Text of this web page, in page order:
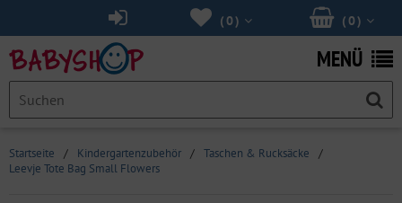
(0 )
(0 )
MENÜ
Startseite / Kindergartenzubehör / Taschen & Rucksäcke
/
Leevje Tote Bag Small Flowers